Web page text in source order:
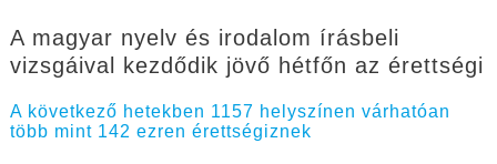
A magyar nyelv és irodalom írásbeli
vizsgáival kezdődik jövő hétfőn az érettségi
A következő hetekben 1157 helyszínen várhatóan
több mint 142 ezren érettségiznek